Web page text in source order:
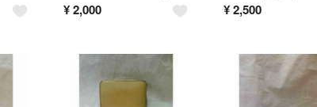
¥2,000 ¥ 2,500